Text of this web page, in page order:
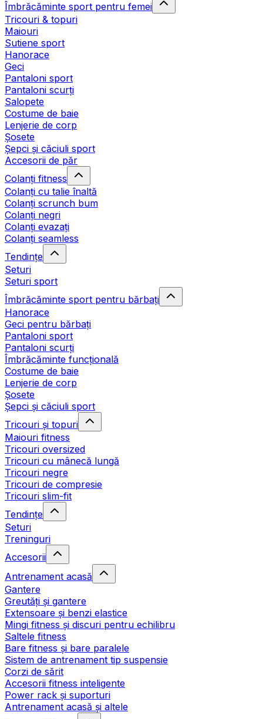
Îmbrăcăminte sport pentru femei
Tricouri & topuri
Maiouri
Sutiene sport
Hanorace
Geci
Pantaloni sport
Pantaloni scurți
Salopete
Costume de baie
Lenjerie de corp
Șosete
Șepci și căciuli sport
Accesorii de păr
Colanți fitness
Colanți cu talie înaltă
Colanți scrunch bum
Colanți negri
Colanți evazați
Colanți seamless
Tendințe
Seturi
Seturi sport
Îmbrăcăminte sport pentru bărbați
Hanorace
Geci pentru bărbați
Pantaloni sport
Pantaloni scurți
Îmbrăcăminte funcțională
Costume de baie
Lenjerie de corp
Șosete
Șepci și căciuli sport
Tricouri și topuri
Maiouri fitness
Tricouri oversized
Tricouri cu mânecă lungă
Tricouri negre
Tricouri de compresie
Tricouri slim-fit
Tendințe
Seturi
Treninguri
Accesorii
Antrenament acasă
Gantere
Greutăți și gantere
Extensoare și benzi elastice
Mingi fitness și discuri pentru echilibru
Saltele fitness
Bare fitness și bare paralele
Sistem de antrenament tip suspensie
Corzi de sărit
Accesorii fitness inteligente
Power rack și suporturi
Antrenament acasă și altele